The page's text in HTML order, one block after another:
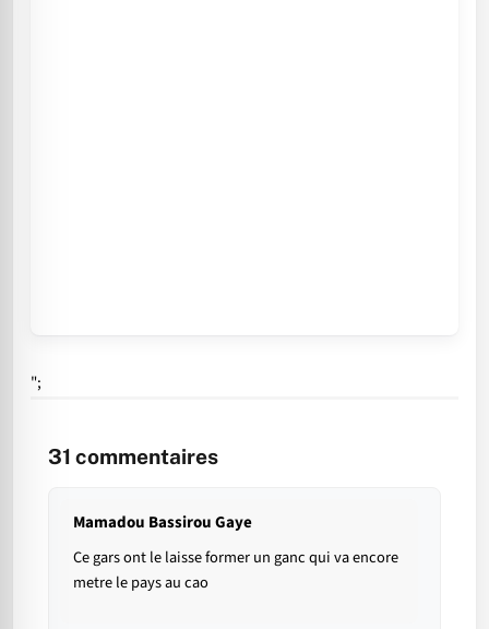
";
31 commentaires
Mamadou Bassirou Gaye
Ce gars ont le laisse former un ganc qui va encore
metre le pays au cao